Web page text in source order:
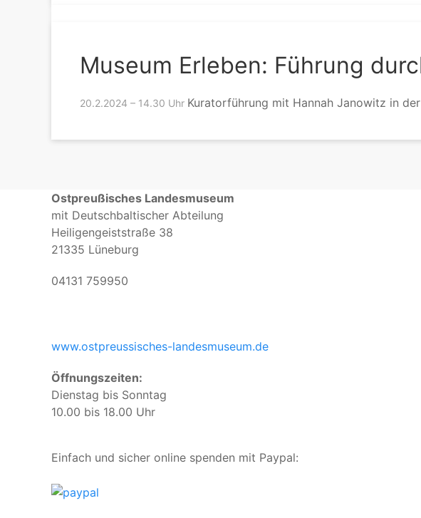
Museum Erleben: Führung
20.2.2024 – 14.30 Uhr Kuratorführung mit Hannah Janowitz in der
Ostpreußisches Landesmuseum
mit Deutschbaltischer Abteilung
Heiligengeiststraße 38
21335 Lüneburg
04131 759950
www.ostpreussisches-landesmuseum.de
Öffnungszeiten:
Dienstag bis Sonntag
10.00 bis 18.00 Uhr
Einfach und sicher online spenden mit Paypal: